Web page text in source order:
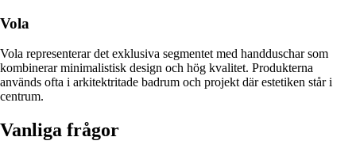
Vola
Vola representerar det exklusiva segmentet med handduschar som
kombinerar minimalistisk design och hög kvalitet. Produkterna
används ofta i arkitektritade badrum och projekt där estetiken står i
centrum.
Vanliga frågor